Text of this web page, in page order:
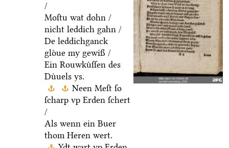
/
Moſtu wat dohn /
nicht leddich gahn /
De leddichganck
gloͤue my gewiß /
Ein Rouwkuͤſſen des
Duͤuels ys.
Neen Meſt ſo
ſcharp vp Erden ſchert
/
Als wenn ein Buer
thom Heren wert.